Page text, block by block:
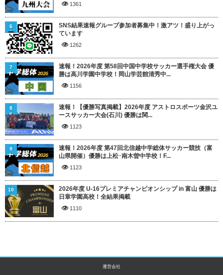
1361
SNS結果速報グループ参加者募集中！激アツ！盛り上がっ
ています
1262
6
速報！2026年度 第58回中国中学校サッカー選手権大会 優
勝は高川学園中学校！岡山学芸館清秀中...
1156
7
速報！【優勝写真掲載】2026年度 アストロスポーツ金沢ユ
ースサッカー大会(石川) 優勝は関...
1123
8
速報！2026年度 第47回北信越中学総体サッカー競技（富
山県開催）優勝は上松･南木曽中学校！F...
1123
9
2026年度 U-16プレミアチャンピオンシップ in 富山 優勝は
日章学園高校！全結果掲載
1110
10
運営会社